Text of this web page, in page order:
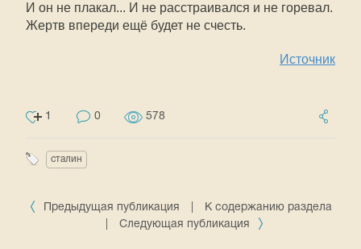
И он не плакал... И не расстраивался и не горевал.
Жертв впереди ещё будет не счесть.
Источник
1 0 578
сталин
Предыдущая публикация
К содержанию раздела
Следующая публикация